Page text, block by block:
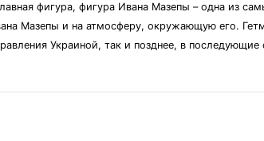
фигура, фигура Ивана Мазепы – одна из
Мазепы и на атмосферу, окружающую его.
Украиной, так и позднее, в